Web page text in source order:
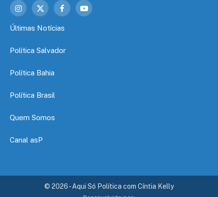
Instagram
X
FacebookYouTube
Últimas Notícias
Política Salvador
Política Bahia
Política Brasil
Quem Somos
Canal asP
© 2026 - Aqui Só Política com Cíntia Kelly